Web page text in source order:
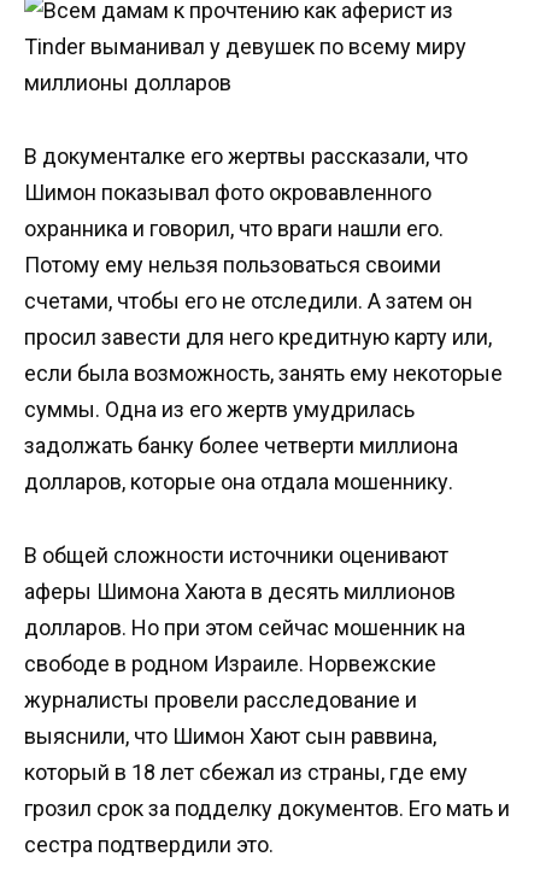
В документалке его жертвы рассказали, что
Шимон показывал фото окровавленного
охранника и говорил, что враги нашли его.
Потому ему нельзя пользоваться своими
счетами, чтобы его не отследили. А затем он
просил завести для него кредитную карту или,
если была возможность, занять ему некоторые
суммы. Одна из его жертв умудрилась
задолжать банку более четверти миллиона
долларов, которые она отдала мошеннику.
В общей сложности источники оценивают
аферы Шимона Хаюта в десять миллионов
долларов. Но при этом сейчас мошенник на
свободе в родном Израиле. Норвежские
журналисты провели расследование и
выяснили, что Шимон Хают сын раввина,
который в 18 лет сбежал из страны, где ему
грозил срок за подделку документов. Его мать и
сестра подтвердили это.